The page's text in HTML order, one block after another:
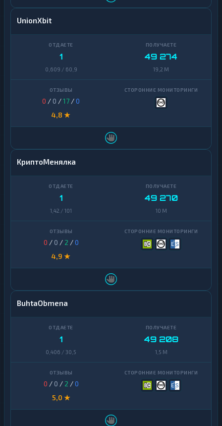
UnionXbit
1
0,609 / 60,9
49 274
19,2 M
0 / 0 /17 /0
4,8 ★
КриптоМенялка
1
1,42 / 101
49 270
10 M
0 / 0 / 2 /0
4,9 ★
BuhtaObmena
1
0,406 / 30,5
49 208
1,5 M
0 / 0 / 2 /0
5,0 ★